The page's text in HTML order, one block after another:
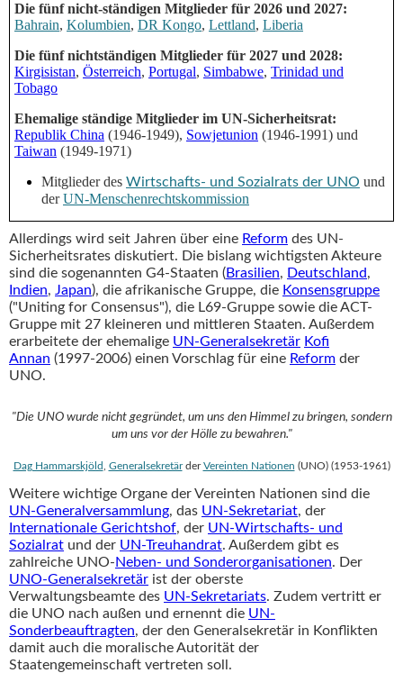
Die fünf nicht-ständigen Mitglieder für 2026 und 2027:
Bahrain, Kolumbien, DR Kongo, Lettland, Liberia
Die fünf nichtständigen Mitglieder für 2027 und 2028:
Kirgisistan, Österreich, Portugal, Simbabwe, Trinidad und
Tobago
Ehemalige ständige Mitglieder im UN-Sicherheitsrat:
Republik China (1946-1949), Sowjetunion (1946-1991) und
Taiwan (1949-1971)
Mitglieder des Wirtschafts- und Sozialrats der UNO und
der UN-Menschenrechtskommission
Allerdings wird seit Jahren über eine Reform des UN-
Sicherheitsrates diskutiert. Die bislang wichtigsten Akteure
sind die sogenannten G4-Staaten (Brasilien, Deutschland,
Indien, Japan), die afrikanische Gruppe, die Konsensgruppe
("Uniting for Consensus"), die L69-Gruppe sowie die ACT-
Gruppe mit 27 kleineren und mittleren Staaten. Außerdem
erarbeitete der ehemalige UN-Generalsekretär Kofi
Annan (1997-2006) einen Vorschlag für eine Reform der
UNO.
"Die UNO wurde nicht gegründet, um uns den Himmel zu bringen, sondern
um uns vor der Hölle zu bewahren."
Dag Hammarskjöld GeneralsekretärderVereinten Nationen (UNO) (1953-1961)
Weitere wichtige Organe der Vereinten Nationen sind die
UN-Generalversammlung, das UN-Sekretariat, der
Internationale Gerichtshof, der UN-Wirtschafts- und
Sozialrat und der UN-Treuhandrat. Außerdem gibt es
zahlreiche UNO-Neben- und Sonderorganisationen. Der
UNO-Generalsekretär ist der oberste
Verwaltungsbeamte des UN-Sekretariats. Zudem vertritt er
die UNO nach außen und ernennt die UN-
Sonderbeauftragten, der den Generalsekretär in Konflikten
damit auch die moralische Autorität der
Staatengemeinschaft vertreten soll.